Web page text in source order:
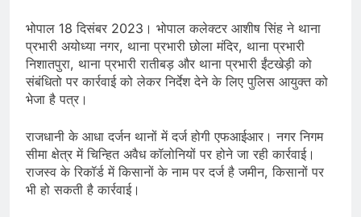
भोपाल 18 दिसंबर 2023। भोपाल कलेक्टर आशीष सिंह ने थाना
प्रभारी अयोध्या नगर, थाना प्रभारी छोला मंदिर, थाना प्रभारी
निशातपुरा, थाना प्रभारी रातीबड़ और थाना प्रभारी ईंटखेड़ी को
संबंधितो पर कार्रवाई को लेकर निर्देश देने के लिए पुलिस आयुक्त को
भेजा है पत्र।
राजधानी के आधा दर्जन थानों में दर्ज होगी एफआईआर। नगर निगम
सीमा क्षेत्र में चिन्हित अवैध कॉलोनियों पर होने जा रही कार्रवाई।
राजस्व के रिकॉर्ड में किसानों के नाम पर दर्ज है जमीन, किसानों पर
भी हो सकती है कार्रवाई।